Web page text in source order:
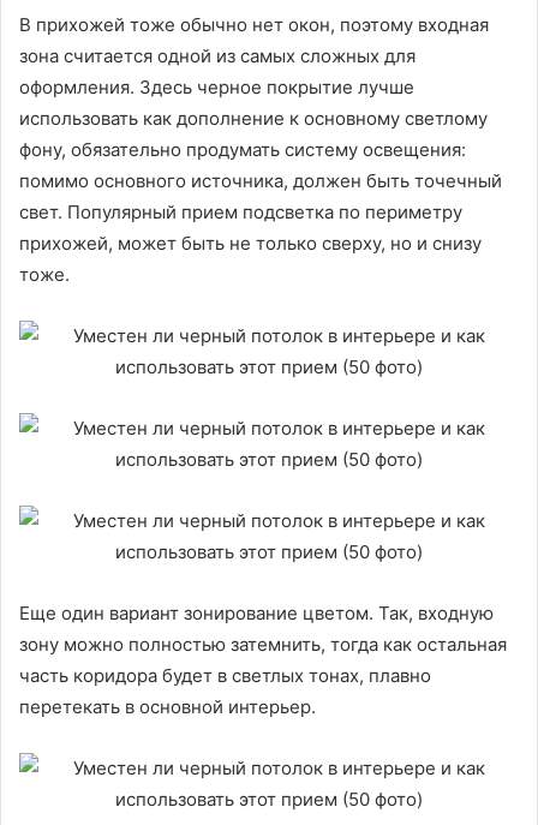
В прихожей тоже обычно нет окон, поэтому входная
зона считается одной из самых сложных для
оформления. Здесь черное покрытие лучше
использовать как дополнение к основному светлому
фону, обязательно продумать систему освещения:
помимо основного источника, должен быть точечный
свет. Популярный прием подсветка по периметру
прихожей, может быть не только сверху, но и снизу
тоже.
Еще один вариант зонирование цветом. Так, входную
зону можно полностью затемнить, тогда как остальная
часть коридора будет в светлых тонах, плавно
перетекать в основной интерьер.